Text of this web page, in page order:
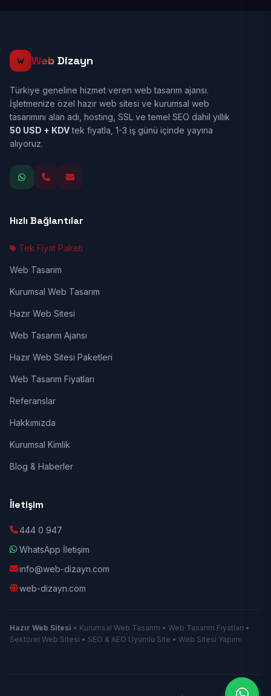
Web Dizayn
Türkiye geneline hizmet veren web tasarım ajansı.
İşletmenize özel hazır web sitesi ve kurumsal web
tasarımını alan adı, hosting, SSL ve temel SEO dahil yıllık
50 USD + KDVtek fiyatla, 1-3 iş günü içinde yayına
alıyoruz.
Hızlı Bağlantılar
Tek Fiyat Paketi
Web Tasarım
Kurumsal Web Tasarım
Hazır Web Sitesi
Web Tasarım Ajansı
Hazır Web Sitesi Paketleri
Web Tasarım Fiyatları
Referanslar
Hakkımızda
Kurumsal Kimlik
Blog & Haberler
İletişim
444 0 947
WhatsApp İletişim
info@web-dizayn.com
web-dizayn.com
Hazır Web Sitesi • Kurumsal Web Tasarım • Web Tasarım Fiyatları •
Sektörel Web Sitesi • SEO & AEO Uyumlu Site • Web Sitesi Yapımı